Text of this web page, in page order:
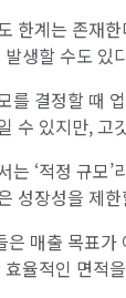
한계는 존재
생할 수도 있
를 결정할 때
수 있지만, 고
는 ‘적정 규모
성장성을 제
은 매출 목표
율적인 면적